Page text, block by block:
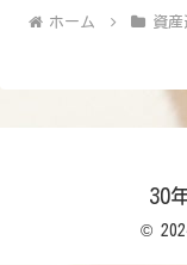
ホーム 資産
30
©